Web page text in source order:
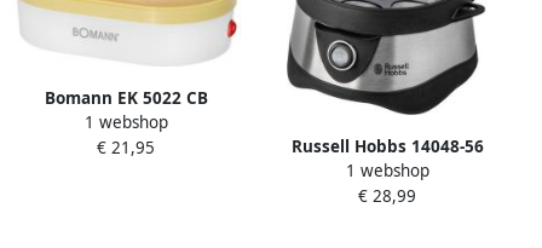
Bomann EK 5022 CB
Eierkoker
1 webshop
€ 21,95
Russell Hobbs 14048-56
STYLO Eierkoker Grijs
1 webshop
€ 28,99